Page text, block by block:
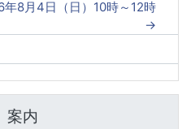
8月4日（日）10時～12時
→
案内